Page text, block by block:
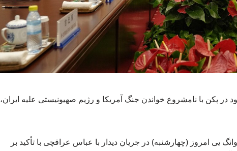
در پکن با نامشروع خواندن جنگ آمریکا و رژیم صهیونیستی علیه ایران،
یی امروز (چهارشنبه) در جریان دیدار با عباس عراقچی با تأکید بر